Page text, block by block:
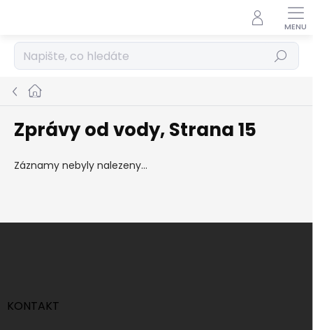
Hledat
Domů
Zprávy od vody, Strana 15
Záznamy nebyly nalezeny...
KONTAKT